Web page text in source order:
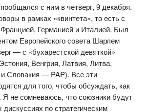
с ним в четверг, 9 декабря.
в рамках «квинтета», то есть с
Германией и Италией. Был
Европейского совета Шарлем
— с «бухарестской девяткой»
Венгрия, Латвия, Литва,
Словакия — PAP). Все эти
для того, чтобы обсуждать, как
Я не сомневаюсь, что союзники будут
дискуссиях по стратегическим